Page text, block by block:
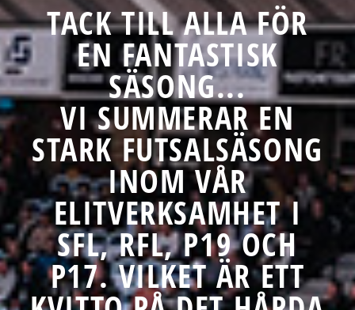
TACK TILL ALLA FÖR
EN FANTASTISK
SÄSONG...
VI SUMMERAR EN
STARK FUTSALSÄSONG
INOM VÅR
ELITVERKSAMHET I
SFL, RFL, P19 OCH
P17. VILKET ÄR ETT